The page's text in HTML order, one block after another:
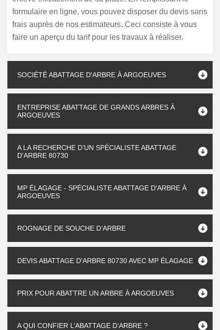
formulaire en ligne, vous pouvez disposer du devis sans
frais auprès de nos estimateurs. Ceci consiste à vous
faire un aperçu du tarif pour les travaux à réaliser.
SOCIÉTÉ ABATTAGE D'ARBRE À ARGOEUVES
ENTREPRISE ABATTAGE DE GRANDS ARBRES À
ARGOEUVES
A LA RECHERCHE D’UN SPÉCIALISTE ABATTAGE
D'ARBRE 80730
MP ÉLAGAGE - SPÉCIALISTE ABATTAGE D'ARBRE À
ARGOEUVES
ROGNAGE DE SOUCHE D’ARBRE
DEVIS ABATTAGE D'ARBRE 80730 AVEC MP ÉLAGAGE
PRIX POUR ABATTRE UN ARBRE À ARGOEUVES
A QUI CONFIER L’ABATTAGE D‘ARBRE ?